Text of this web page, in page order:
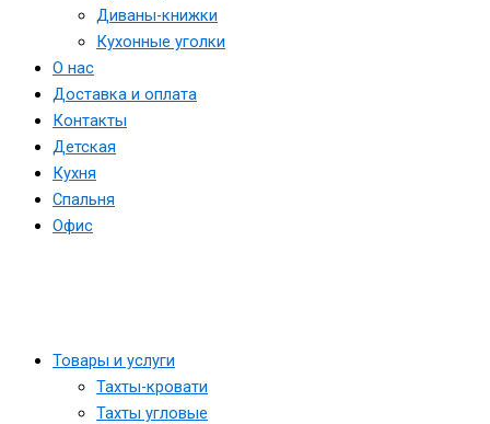
Диваны-книжки
Кухонные уголки
О нас
Доставка и оплата
Контакты
Детская
Кухня
Спальня
Офис
Товары и услуги
Тахты-кровати
Тахты угловые